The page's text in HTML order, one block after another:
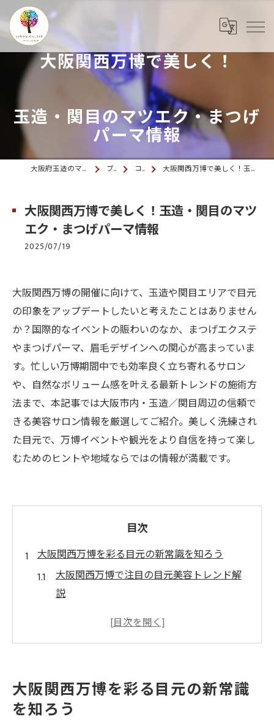
大阪関西万博で美しく！
玉造・関目のマツエク・まつげ
パーマ情報
大阪府玉造のマツエクならcolette. 玉造 ブログ コラム 大阪関西万博で美しく！玉造・関目のマツエク・まつげパーマ情報
大阪関西万博で美しく！玉造・関目のマツ
エク・まつげパーマ情報
2025/07/19
大阪関西万博の開催に向けて、玉造や関目エリアで目元
の印象をアップデートしたいと考えたことはありません
か？国際的なイベントの賑わいのなか、まつげエクステ
やまつげパーマ、眉毛デザインへの関心が高まっていま
す。忙しい万博期間中でも効率良く立ち寄れるサロン
や、自然なボリューム感を叶える最新トレンドの施術方
法まで、本記事では大阪市内・玉造／関目周辺の信頼で
きる美容サロン情報を厳選してご紹介。美しく洗練され
た目元で、万博イベントや観光をより自信を持って楽し
むためのヒントや地域ならではの情報が満載です。
目次
大阪関西万博を彩る目元の新常識を知ろう
大阪関西万博で注目の目元美容トレンド解
説
万博を機に変わるアイビューティー常識と
訣
新しい自分に出会う万博アイメイクのコツ
大阪関西万博を彩る目元の新常識
を知ろう